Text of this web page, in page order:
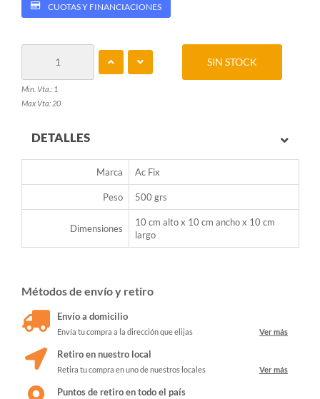
CUOTAS Y FINANCIACIONES
Min. Vta.: 1
Max Vta: 20
SIN STOCK
DETALLES
Marca Ac Fix
Peso 500 grs
Dimensiones
10 cm alto x 10 cm ancho x 10 cm
largo
Métodos de envío y retiro
Envío a domicilio
Envía tu compra a la dirección que elijas Ver más
Retiro en nuestro local
Retira tu compra en uno de nuestros locales Ver más
Puntos de retiro en todo el país